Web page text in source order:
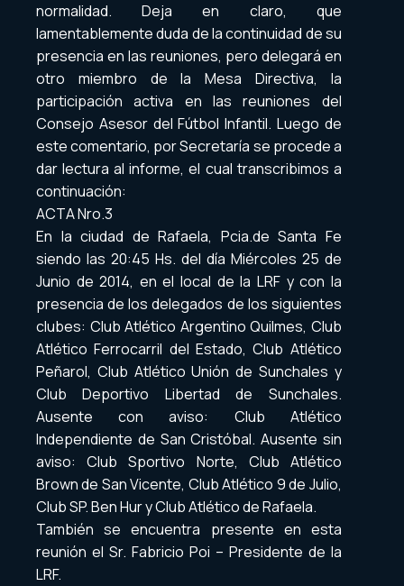
normalidad. Deja en claro, que
lamentablemente duda de la continuidad de su
presencia en las reuniones, pero delegará en
otro miembro de la Mesa Directiva, la
participación activa en las reuniones del
Consejo Asesor del Fútbol Infantil. Luego de
este comentario, por Secretaría se procede a
dar lectura al informe, el cual transcribimos a
continuación:
ACTA Nro.3
En la ciudad de Rafaela, Pcia.de Santa Fe
siendo las 20:45 Hs. del día Miércoles 25 de
Junio de 2014, en el local de la LRF y con la
presencia de los delegados de los siguientes
clubes: Club Atlético Argentino Quilmes, Club
Atlético Ferrocarril del Estado, Club Atlético
Peñarol, Club Atlético Unión de Sunchales y
Club Deportivo Libertad de Sunchales.
Ausente con aviso: Club Atlético
Independiente de San Cristóbal. Ausente sin
aviso: Club Sportivo Norte, Club Atlético
Brown de San Vicente, Club Atlético 9 de Julio,
Club SP. Ben Hur y Club Atlético de Rafaela.
También se encuentra presente en esta
reunión el Sr. Fabricio Poi – Presidente de la
LRF.